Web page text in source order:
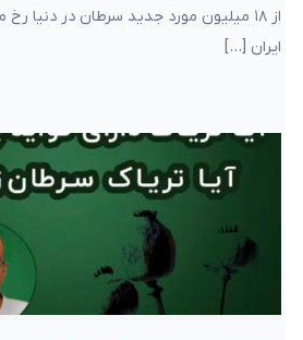
از ۱۸ میلیون مورد جدید سرطان در
ایران […]